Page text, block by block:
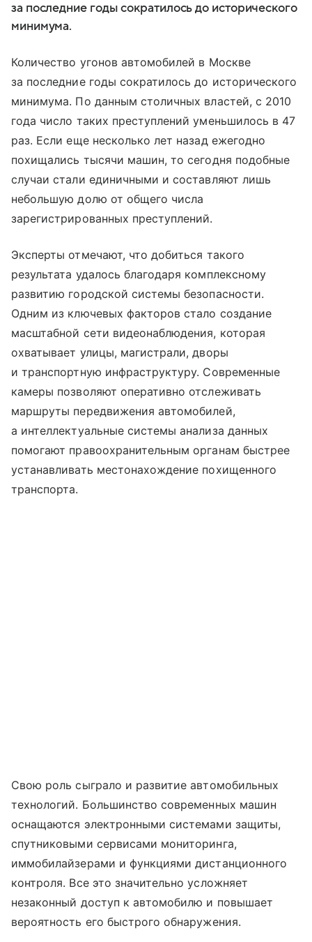
за последние годы сократилось до исторического
минимума.
Количество угонов автомобилей в Москве
за последние годы сократилось до исторического
минимума. По данным столичных властей, с 2010
года число таких преступлений уменьшилось в 47
раз. Если еще несколько лет назад ежегодно
похищались тысячи машин, то сегодня подобные
случаи стали единичными и составляют лишь
небольшую долю от общего числа
зарегистрированных преступлений.
Эксперты отмечают, что добиться такого
результата удалось благодаря комплексному
развитию городской системы безопасности.
Одним из ключевых факторов стало создание
масштабной сети видеонаблюдения, которая
охватывает улицы, магистрали, дворы
и транспортную инфраструктуру. Современные
камеры позволяют оперативно отслеживать
маршруты передвижения автомобилей,
а интеллектуальные системы анализа данных
помогают правоохранительным органам быстрее
устанавливать местонахождение похищенного
транспорта.
Свою роль сыграло и развитие автомобильных
технологий. Большинство современных машин
оснащаются электронными системами защиты,
спутниковыми сервисами мониторинга,
иммобилайзерами и функциями дистанционного
контроля. Все это значительно усложняет
незаконный доступ к автомобилю и повышает
вероятность его быстрого обнаружения.